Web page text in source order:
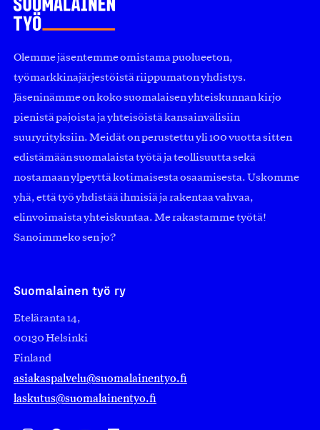
Olemme jäsentemme omistama puolueeton,
työmarkkinajärjestöistä riippumaton yhdistys.
Jäseninämme on koko suomalaisen yhteiskunnan kirjo
pienistä pajoista ja yhteisöistä kansainvälisiin
suuryrityksiin. Meidät on perustettu yli 100 vuotta sitten
edistämään suomalaista työtä ja teollisuutta sekä
nostamaan ylpeyttä kotimaisesta osaamisesta. Uskomme
yhä, että työ yhdistää ihmisiä ja rakentaa vahvaa,
elinvoimaista yhteiskuntaa. Me rakastamme työtä!
Sanoimmeko sen jo?
Suomalainen työ ry
Eteläranta 14,
00130 Helsinki
Finland
asiakaspalvelu@suomalainentyo.fi
laskutus@suomalainentyo.fi